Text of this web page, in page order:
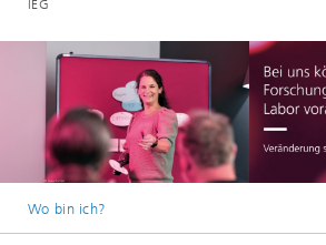
IEG
Wo bin ich?